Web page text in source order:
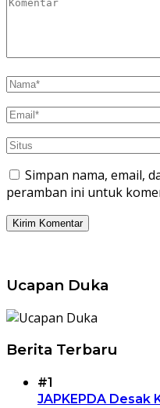
Simpan nama, email,
peramban ini untuk
Ucapan Duka
Berita Terbaru
#1
JAPKEPDA Desak